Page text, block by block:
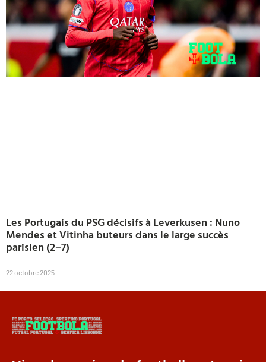
Les Portugais du PSG décisifs à Leverkusen : Nuno
Mendes et Vitinha buteurs dans le large succès
parisien (2–7)
22 octobre 2025